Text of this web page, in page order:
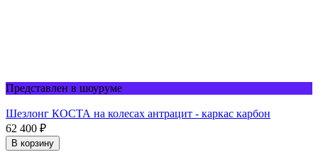
Представлен в шоуруме
Шезлонг КОСТА на колесах антрацит - каркас карбон
62 400 ₽
В корзину